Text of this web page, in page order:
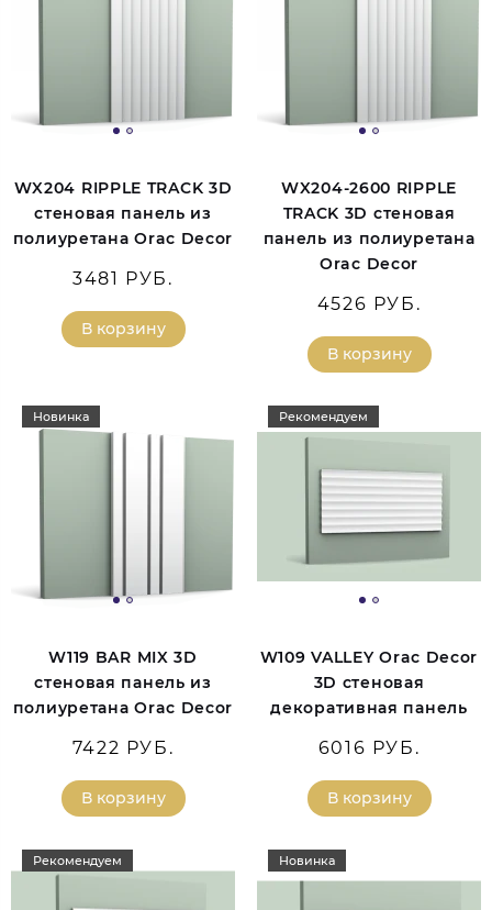
WX204 RIPPLE TRACK 3D
стеновая панель из
полиуретана Orac Decor
3481 РУБ.
В корзину
WX204-2600 RIPPLE
TRACK 3D стеновая
панель из полиуретана
Orac Decor
4526 РУБ.
В корзину
Новинка
W119 BAR MIX 3D
стеновая панель из
полиуретана Orac Decor
7422 РУБ.
В корзину
Рекомендуем
W109 VALLEY Orac Decor
3D стеновая
декоративная панель
6016 РУБ.
В корзину
Рекомендуем Новинка